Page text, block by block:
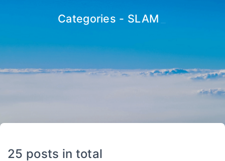
Categories - SLAM
25 posts in total